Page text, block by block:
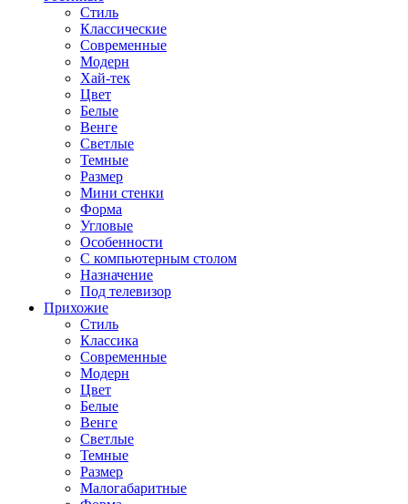
Стиль
Классические
Современные
Модерн
Хай-тек
Цвет
Белые
Венге
Светлые
Темные
Размер
Мини стенки
Форма
Угловые
Особенности
С компьютерным столом
Назначение
Под телевизор
Прихожие
Стиль
Классика
Современные
Модерн
Цвет
Белые
Венге
Светлые
Темные
Размер
Малогабаритные